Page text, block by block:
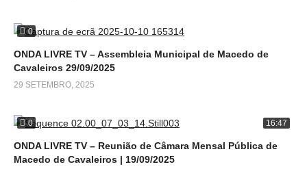
0
ONDA LIVRE TV – Assembleia Municipal de Macedo de
Cavaleiros 29/09/2025
29 SETEMBRO, 2025
0 16:47
ONDA LIVRE TV – Reunião de Câmara Mensal Pública de
Macedo de Cavaleiros | 19/09/2025